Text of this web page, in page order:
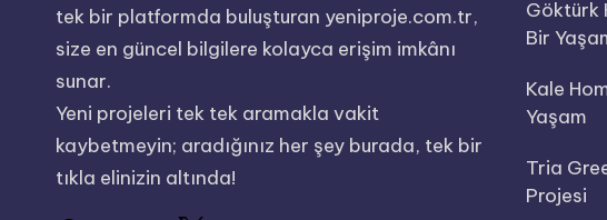
tek bir platformda buluşturan yeniproje.com.tr,
size en güncel bilgilere kolayca erişim imkânı
sunar.
Yeni projeleri tek tek aramakla vakit
kaybetmeyin; aradığınız her şey burada, tek bir
tıkla elinizin altında!
Göktürk
Bir
Kale
Yaşam
Tria
Projesi